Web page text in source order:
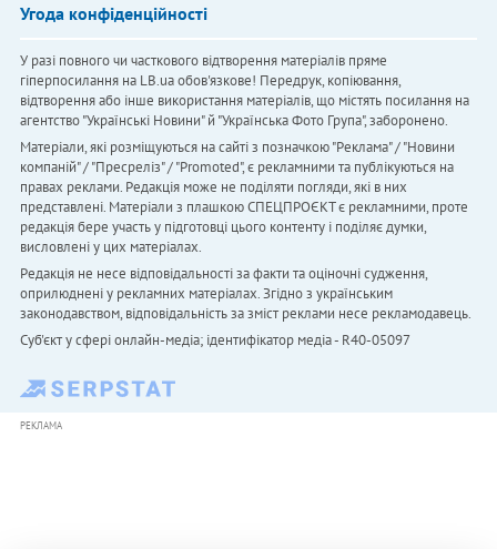
Угода конфіденційності
У разі повного чи часткового відтворення матеріалів пряме
гіперпосилання на LB.ua обов'язкове! Передрук, копіювання,
відтворення або інше використання матеріалів, що містять посилання на
агентство "Українськi Новини" й "Українська Фото Група", заборонено.
Матеріали, які розміщуються на сайті з позначкою "Реклама" / "Новини
компаній" / "Пресреліз" / "Promoted", є рекламними та публікуються на
правах реклами. Редакція може не поділяти погляди, які в них
представлені. Матеріали з плашкою СПЕЦПРОЄКТ є рекламними, проте
редакція бере участь у підготовці цього контенту і поділяє думки,
висловлені у цих матеріалах.
Редакція не несе відповідальності за факти та оціночні судження,
оприлюднені у рекламних матеріалах. Згідно з українським
законодавством, відповідальність за зміст реклами несе рекламодавець.
Cуб'єкт у сфері онлайн-медіа; ідентифікатор медіа - R40-05097
РЕКЛАМА